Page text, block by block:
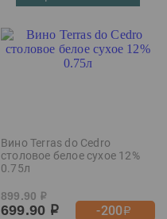
Вино Terras do Cedro
столовое белое сухое 12%
0.75л
899.90 р
699.90 р -200р